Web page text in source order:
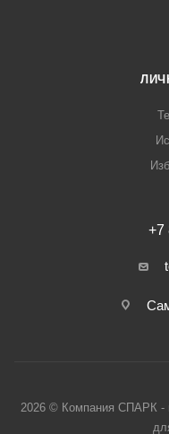
+7
2026 © Компания СПАРК -